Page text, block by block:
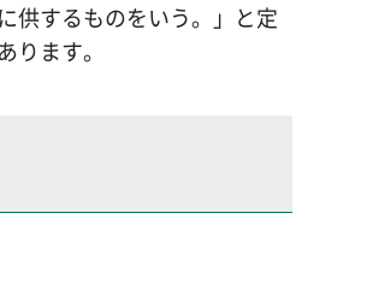
供するものをいう。」と定
ます。